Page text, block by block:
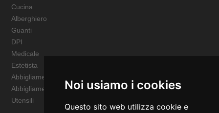
Noi usiamo i cookies
Questo sito web utilizza cookie e
Cucina
Alberghiero
Guanti
DPI
Medicale
Estetista
Abbigliamento Sportivo
Abbigliamento Bambino
Utensili